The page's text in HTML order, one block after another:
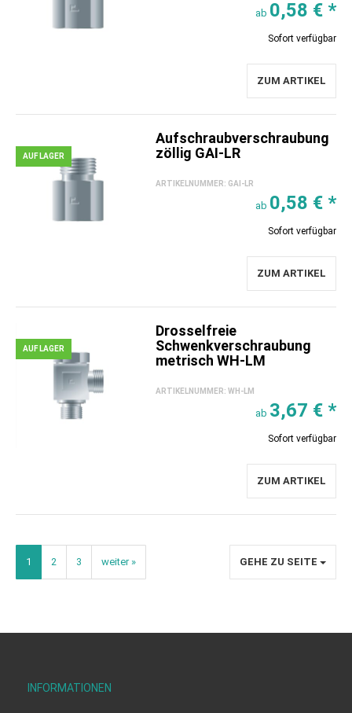
ab 0,58 € *
Sofort verfügbar
ZUM ARTIKEL
AUF LAGER
Aufschraubverschraubung
zöllig GAI-LR
ARTIKELNUMMER: GAI-LR
ab 0,58 € *
Sofort verfügbar
ZUM ARTIKEL
AUF LAGER
Drosselfreie
Schwenkverschraubung
metrisch WH-LM
ARTIKELNUMMER:WH-LM
ab 3,67 € *
Sofort verfügbar
ZUM ARTIKEL
1 2 3 weiter » GEHE ZU SEITE
INFORMATIONEN